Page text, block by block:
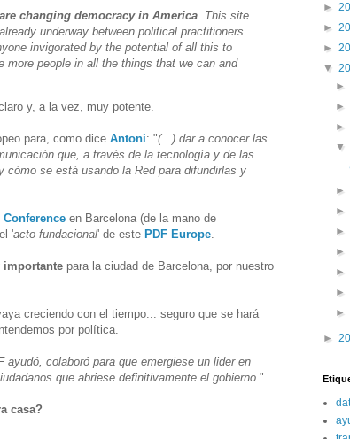
changing democracy in America . This site
underway between political practitioners
invigorated by the potential of all this to
more people in all the things that we can and
y, a la vez, muy potente.
para, como dice Antoni: "(...) dar a conocer las
que, a través de la tecnología y de las
cómo se está usando la Red para difundirlas y
Conference en Barcelona (de la mano de
'acto fundacional' de este PDF Europe.
importante para la ciudad de Barcelona, por nuestro
creciendo con el tiempo... seguro que se hará
por política.
ayudó, colaboró para que emergiese un lider en
que abriese definitivamente el gobierno."
casa?
►
►
►
▼
►